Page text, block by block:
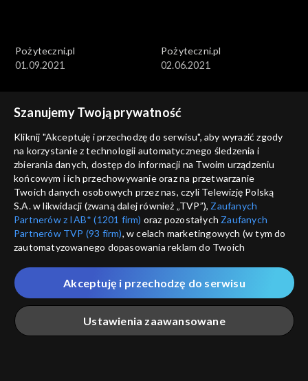
Pożyteczni.pl
01.09.2021
Pożyteczni.pl
02.06.2021
Pożyteczni.pl
26.05.2021
Pożyteczni.pl
05.05.2021
Pożyteczni.pl
28.04.2021
Pożyteczni.pl
19.04.2021
Szanujemy Twoją prywatność
Kliknij "Akceptuję i przechodzę do serwisu", aby wyrazić zgody
na korzystanie z technologii automatycznego śledzenia i
zbierania danych, dostęp do informacji na Twoim urządzeniu
końcowym i ich przechowywanie oraz na przetwarzanie
Twoich danych osobowych przez nas, czyli Telewizję Polską
S.A. w likwidacji (zwaną dalej również „TVP”), Zaufanych
Partnerów z IAB* (1201 firm) oraz pozostałych Zaufanych
Partnerów TVP (93 firm), w celach marketingowych (w tym do
zautomatyzowanego dopasowania reklam do Twoich
które wskazujemy poniżej, a także zgody na udostępnianie
przez nas identyfikatora PPID do Google.
Twoje dane osobowe zbierane podczas odwiedzania przez
Ciebie naszych
poszczególnych serwisówzwanych dalej
„Portalem”, w tym informacje zapisywane za pomocą
Ustawienia zaawansowane
Akceptuję i przechodzę do serwisu